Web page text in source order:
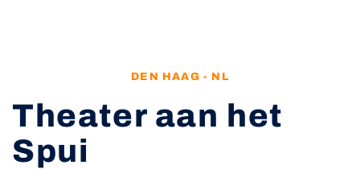
DEN HAAG - NL
Theater aan het
Spui